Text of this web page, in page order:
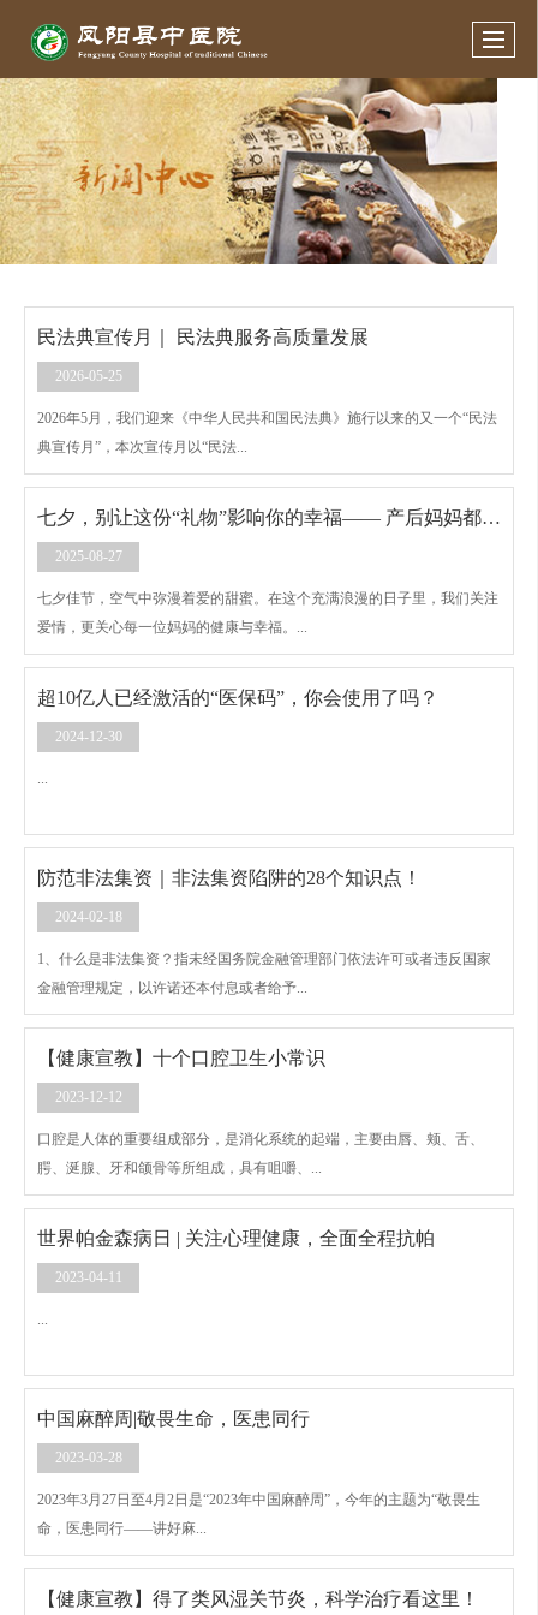
民法典宣传月｜ 民法典服务高质量发展
2026-05-25
2026年5月，我们迎来《中华人民共和国民法典》施行以来的又一个“民法
典宣传月”，本次宣传月以“民法...
七夕，别让这份“礼物”影响你的幸福—— 产后妈妈都该了解的健康知识
2025-08-27
七夕佳节，空气中弥漫着爱的甜蜜。在这个充满浪漫的日子里，我们关注
爱情，更关心每一位妈妈的健康与幸福。...
超10亿人已经激活的“医保码”，你会使用了吗？
2024-12-30
...
防范非法集资｜非法集资陷阱的28个知识点！
2024-02-18
1、什么是非法集资？指未经国务院金融管理部门依法许可或者违反国家
金融管理规定，以许诺还本付息或者给予...
【健康宣教】十个口腔卫生小常识
2023-12-12
口腔是人体的重要组成部分，是消化系统的起端，主要由唇、颊、舌、
腭、涎腺、牙和颌骨等所组成，具有咀嚼、...
世界帕金森病日 | 关注心理健康，全面全程抗帕
2023-04-11
...
中国麻醉周|敬畏生命，医患同行
2023-03-28
2023年3月27日至4月2日是“2023年中国麻醉周”，今年的主题为“敬畏生
命，医患同行——讲好麻...
【健康宣教】得了类风湿关节炎，科学治疗看这里！